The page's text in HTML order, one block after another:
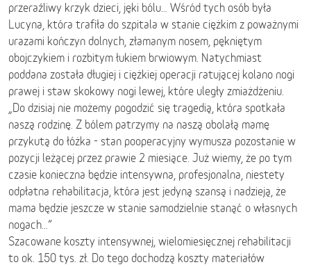
przeraźliwy krzyk dzieci, jęki bólu… Wśród tych osób była
Lucyna, która trafiła do szpitala w stanie ciężkim z poważnymi
urazami kończyn dolnych, złamanym nosem, pękniętym
obojczykiem i rozbitym łukiem brwiowym. Natychmiast
poddana została długiej i ciężkiej operacji ratującej kolano nogi
prawej i staw skokowy nogi lewej, które uległy zmiażdżeniu.
„Do dzisiaj nie możemy pogodzić się tragedią, która spotkała
naszą rodzinę. Z bólem patrzymy na naszą obolałą mamę
przykutą do łóżka - stan pooperacyjny wymusza pozostanie w
pozycji leżącej przez prawie 2 miesiące. Już wiemy, że po tym
czasie konieczna będzie intensywna, profesjonalna, niestety
odpłatna rehabilitacja, która jest jedyną szansą i nadzieją, że
mama będzie jeszcze w stanie samodzielnie stanąć o własnych
nogach…”
Szacowane koszty intensywnej, wielomiesięcznej rehabilitacji
to ok. 150 tys. zł. Do tego dochodzą koszty materiałów